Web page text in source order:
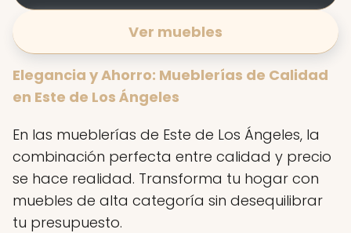
Ver muebles
Elegancia y Ahorro: Mueblerías de Calidad
en Este de Los Ángeles
En las mueblerías de Este de Los Ángeles, la
combinación perfecta entre calidad y precio
se hace realidad. Transforma tu hogar con
muebles de alta categoría sin desequilibrar
tu presupuesto.